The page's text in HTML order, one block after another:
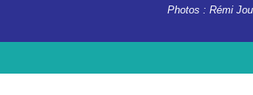
Photos : Rémi